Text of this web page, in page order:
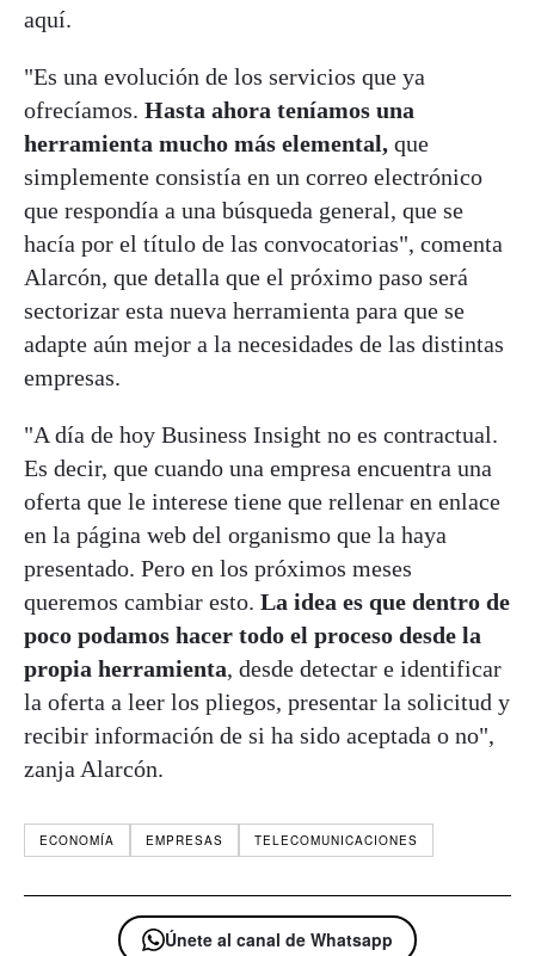
aquí.
"Es una evolución de los servicios que ya
ofrecíamos. Hasta ahora teníamos una
herramienta mucho más elemental, que
simplemente consistía en un correo electrónico
que respondía a una búsqueda general, que se
hacía por el título de las convocatorias", comenta
Alarcón, que detalla que el próximo paso será
sectorizar esta nueva herramienta para que se
adapte aún mejor a la necesidades de las distintas
empresas.
"A día de hoy Business Insight no es contractual.
Es decir, que cuando una empresa encuentra una
oferta que le interese tiene que rellenar en enlace
en la página web del organismo que la haya
presentado. Pero en los próximos meses
queremos cambiar esto. La idea es que dentro de
poco podamos hacer todo el proceso desde la
propia herramienta, desde detectar e identificar
la oferta a leer los pliegos, presentar la solicitud y
recibir información de si ha sido aceptada o no",
zanja Alarcón.
ECONOMÍA EMPRESAS TELECOMUNICACIONES
Únete al canal de Whatsapp